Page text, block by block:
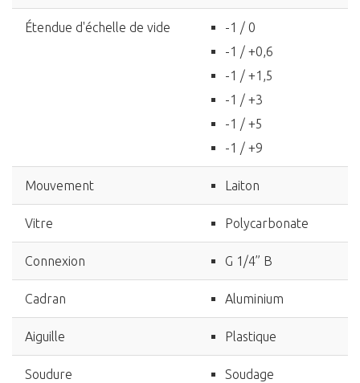
Étendue d'échelle de vide
-1 / 0
-1 / +0,6
-1 / +1,5
-1 / +3
-1 / +5
-1 / +9
Mouvement Laiton
Vitre Polycarbonate
Connexion G 1/4’’ B
Cadran Aluminium
Aiguille Plastique
Soudure Soudage